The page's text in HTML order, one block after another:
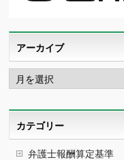
アーカイブ
ア
ー
カ
カテゴリー
弁護士報酬算定基準